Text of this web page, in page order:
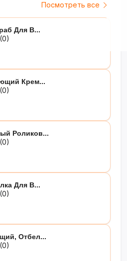
Посмотреть все
Для В...
(0)
Крем...
(0)
Роликов...
(0)
Для В...
(0)
Отбел...
(0)